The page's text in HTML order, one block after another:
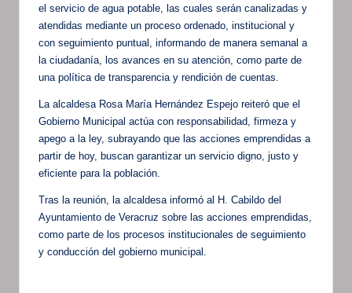
el servicio de agua potable, las cuales serán canalizadas y
atendidas mediante un proceso ordenado, institucional y
con seguimiento puntual, informando de manera semanal a
la ciudadanía, los avances en su atención, como parte de
una política de transparencia y rendición de cuentas.
La alcaldesa Rosa María Hernández Espejo reiteró que el
Gobierno Municipal actúa con responsabilidad, firmeza y
apego a la ley, subrayando que las acciones emprendidas a
partir de hoy, buscan garantizar un servicio digno, justo y
eficiente para la población.
Tras la reunión, la alcaldesa informó al H. Cabildo del
Ayuntamiento de Veracruz sobre las acciones emprendidas,
como parte de los procesos institucionales de seguimiento
y conducción del gobierno municipal.